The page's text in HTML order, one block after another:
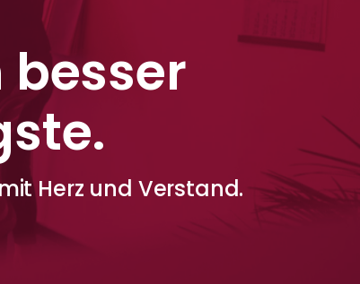
Herz und Verstand.